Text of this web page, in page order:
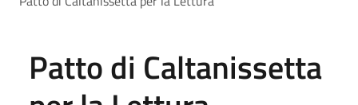
Patto di Caltanissetta